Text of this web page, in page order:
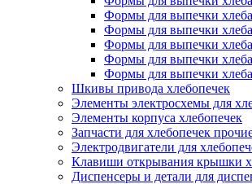
Формы для выпечки хлеба
Формы для выпечки
Формы для выпечки
Формы для выпечки
Формы для выпечки
Шкивы привода хлебопечек
Элементы электросхемы для
Элементы корпуса хлебопечек
Запчасти для хлебопечек
Электродвигатели для
Клавиши открывания крышки
Диспенсеры и детали для